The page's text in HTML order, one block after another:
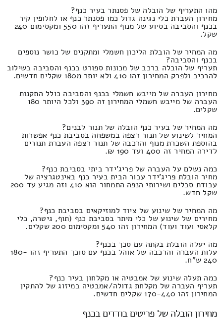
מהו התעריף של הובלה של פסנתר בעיר כנף?
מחירון העברת כלי נגינה גדול כמו פסנתר כנף או לחלופין קיר
בכנף והסביבה בסיוע של מנוף התעריף זהו 550 ומקסימום 240
שקל.
מה המחיר של הובלת הליכון חשמלי ומתקנים של כושר נוספים
בכנף והסביבה?
תעריף של הובלה ברכב של מכונות ספורט בכנף והסביבה בשילוב
להרכיב ולפרק המחירון זהו 410 ולא יותר מ180 שקלים חדשים.
מחירון העברה של מייבש חשמלי בכנף והסביבה כולל התקנות
העברה של מייבש חשמלי המחירון זה 390 ולכל היותר 180
שקלים.
מה המחיר של בעיר כנף הובלה של תנור לבנים?
המחיר לשינוע של תנור רצפה במשפחה בסביבת כנף אפשרות
בהוספת השכרת מנוף והרכבה של תנור רצפה העברת תנורים
לדירה המחיר זה 400 ועד 190 ₪.
כמה נשלם על העברה של פריג'ידר ביתי בסביבת כנף?
מחיר הובלת פריג'ידר עבור הבית בעיר כנף באינטגרציה של
עבודת סבלים ושירותי הנפה התמחור הוא 410 וזה מגיע עד 200
שקל חדש.
מה המחיר של שינוע של ציוד למוזיקאים בסביבת כנף?
מחירים של שינוע של כלי מיתר בסביבת כנף (תוף, גיטרה, כלי
קלאסי ועוד ועוד) המחירון זהו 540 ומקסימום 200 שקלים.
מה יעלה הובלת בקתה עם סכך בכנף?
עלות העברה והרכבה של אוהל בכנף עם סוכך התעריף זהו 180-
240 ש"ח.
כמה תעלה שינוע של אמבטיה או מקלחון בעיר כנף?
תעריף העברה של מקלחת גדולה/אמבטיה במיזוג של להתקין
המחירון זהו 170-440 שקלים חדשים.
מחירון הובלה של פריטים בודדים בכנף